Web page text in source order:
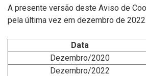
A presente versão deste Aviso de
pela última vez em dezembro de 2022.
Data
Dezembro/2020
Dezembro/2022